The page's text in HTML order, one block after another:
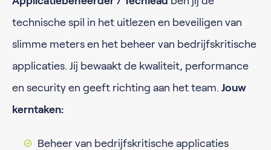
technische spil in het uitlezen en beveiligen van
slimme meters en het beheer van bedrijfskritische
applicaties. Jij bewaakt de kwaliteit, performance
en security en geeft richting aan het team. Jouw
kerntaken:
Beheer van bedrijfskritische applicaties